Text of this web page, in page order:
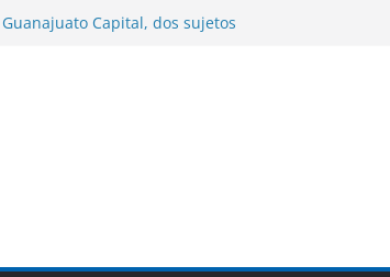
Capital, dos sujetos
la denominación de sus
y revisar sus planes de